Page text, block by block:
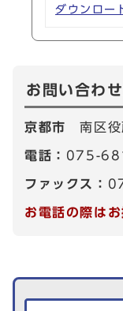
ダウンロー
お問い合わ
京都市南区
電話： 075-
ファックス：
お電話の際は
生活情報を